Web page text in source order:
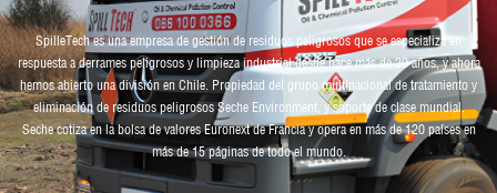
SpilleTech es una empresa de gestión de residuos peligrosos que se especializa en
respuesta a derrames peligrosos y limpieza industrial desde hace más de 20 años, y ahora
hemos abierto una división en Chile. Propiedad del grupo multinacional de tratamiento y
eliminación de residuos peligrosos Seche Environment, y soporte de clase mundial.
Seche cotiza en la bolsa de valores Euronext de Francia y opera en más de 120 países en
más de 15 páginas de todo el mundo.